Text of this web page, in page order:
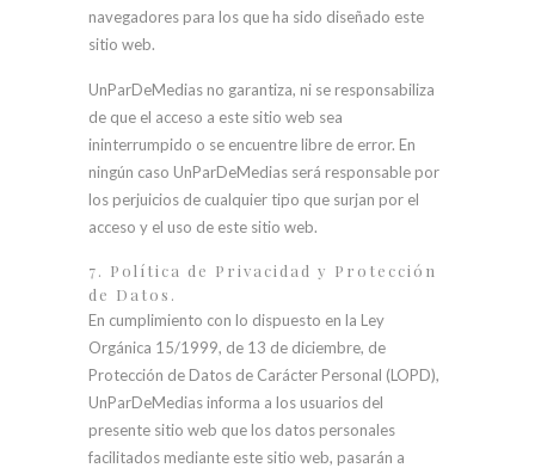
navegadores para los que ha sido diseñado este
sitio web.
UnParDeMedias no garantiza, ni se responsabiliza
de que el acceso a este sitio web sea
ininterrumpido o se encuentre libre de error. En
ningún caso UnParDeMedias será responsable por
los perjuicios de cualquier tipo que surjan por el
acceso y el uso de este sitio web.
7. Política de Privacidad y Protección
de Datos.
En cumplimiento con lo dispuesto en la Ley
Orgánica 15/1999, de 13 de diciembre, de
Protección de Datos de Carácter Personal (LOPD),
UnParDeMedias informa a los usuarios del
presente sitio web que los datos personales
facilitados mediante este sitio web, pasarán a